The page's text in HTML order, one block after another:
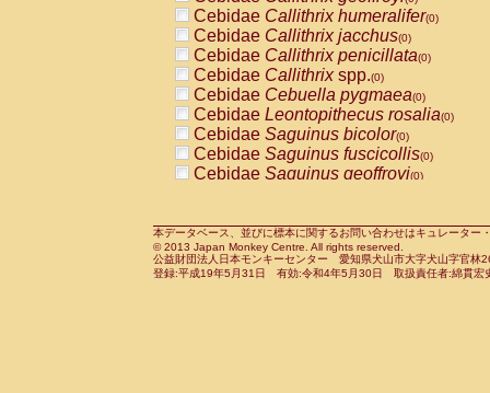
PitheciidaeChiropotes satanas(0)
PitheciidaePithecia monachus
PitheciidaePithecia pithecia(0)
CercopithecidaeCercocebus agilis
CercopithecidaeCercocebus
CercopithecidaeCercocebus
CercopithecidaeCercocebus
CercopithecidaeCercocebus
CercopithecidaeCercocebushybrid
CercopithecidaePapio anubis(0)
CercopithecidaePapio cynocephalus
CercopithecidaePapio hamadryas(0)
Cebidae Callithrix humeralifer(0)
Cebidae Callithrix jacchus(0)
Cebidae Callithrix penicillata(0)
Cebidae Callithrixspp.(0)
Cebidae Cebuella pygmaea(0)
Cebidae Leontopithecus rosalia(0)
Cebidae Saguinus bicolor(0)
Cebidae Saguinus fuscicollis(0)
Cebidae Saguinus geoffroyi(0)
CebidaeSaguinus leucopus(0)
CebidaeSaguinus midas(0)
Cebidae Saguinus mystax(0)
本データベース、並びに標本に関するお問い合わせはキュレータ
© 2013 Japan Monkey Centre. All rights reserved.
公益財団法人日本モンキーセンター 愛知県犬山市大字犬山字官
登録:平成19年5月31日 有効:令和4年5月30日 取扱責任者:綿貫宏